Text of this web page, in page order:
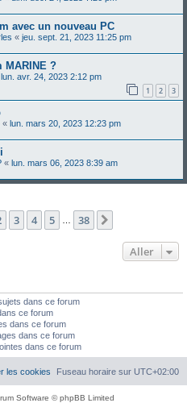
avec un nouveau PC
« jeu. sept. 21, 2023 11:25 pm
MARINE ?
lun. avr. 24, 2023 2:12 pm
1 2 3
« lun. mars 20, 2023 12:23 pm
« lun. mars 06, 2023 8:39 am
38
3 4 5 38
Aller
dans ce forum
ce forum
dans ce forum
dans ce forum
dans ce forum
Fuseau horaire sur UTC+02:00
les cookies
Software © phpBB Limited